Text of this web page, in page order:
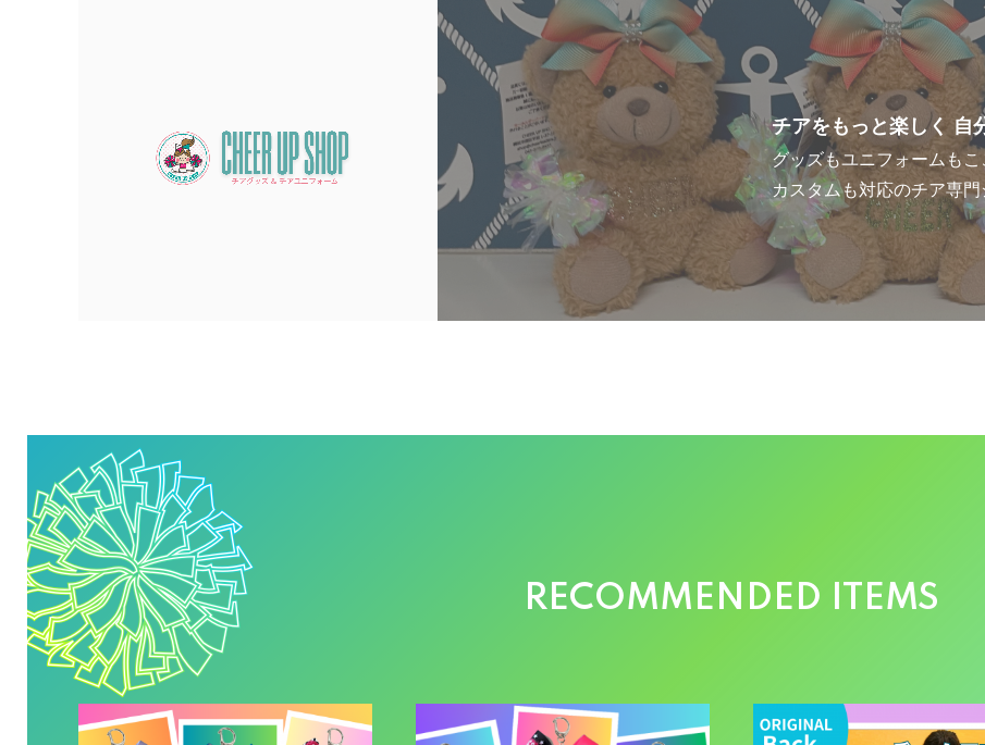
チアをもっと楽しく 自
グッズもユニフォームもこ
カスタムも対応のチア専門
RECOMMENDED ITEMS